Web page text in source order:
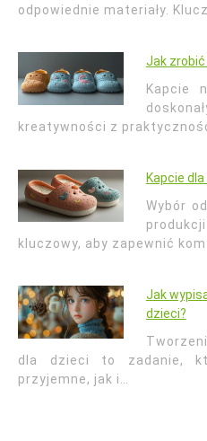
odpowiednie materiały.
Jak
Kapcie
kreatywności z
Kapcie
Wybór
kluczowy, aby zapewnić
Jak
dzieci?
dla dzieci to zadanie,
przyjemne, jak i…